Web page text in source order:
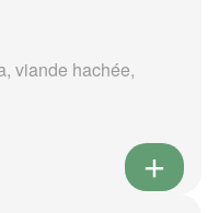
viande hachée,